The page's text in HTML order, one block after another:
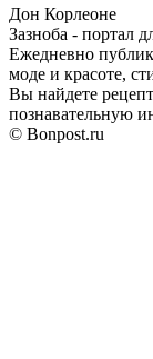
Дон Корлеоне
Зазноба - портал
Ежедневно
моде и красоте,
Вы найдете
познавательную
© Bonpost.ru